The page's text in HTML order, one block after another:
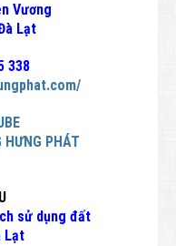
Vương
Lạt
338
HƯNG PHÁT
sử dụng đất
Lạt